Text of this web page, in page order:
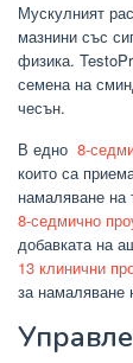
Мускулният
мазнини със
физика.
семена на
чесън.
В едно 8-
които са
намаляване на
8-седмично
добавката на
13 клинични
за намаляване